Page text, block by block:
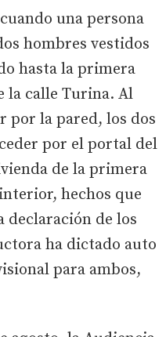
una persona
hombres vestidos
hasta la primera
la calle Turina. Al
por la pared, los dos
por el portal del
de la primera
hechos que
declaración de los
ha dictado auto
para ambos,